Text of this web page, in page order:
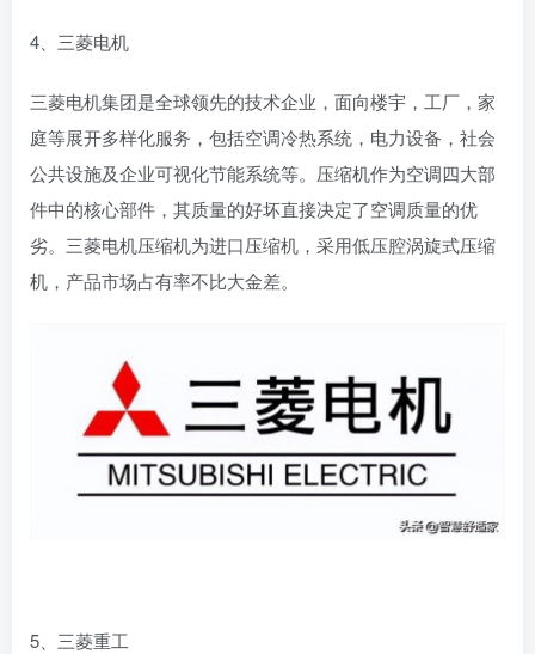
4、三菱电机
三菱电机集团是全球领先的技术企业，面向楼宇，工厂，家
庭等展开多样化服务，包括空调冷热系统，电力设备，社会
公共设施及企业可视化节能系统等。压缩机作为空调四大部
件中的核心部件，其质量的好坏直接决定了空调质量的优
劣。三菱电机压缩机为进口压缩机，采用低压腔涡旋式压缩
机，产品市场占有率不比大金差。
5、三菱重工